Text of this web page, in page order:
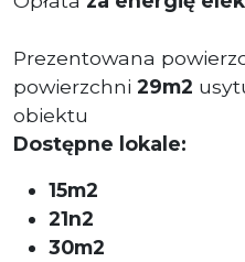
Prezentowana
powierzchni 29m2
obiektu
Dostępne lokale:
15m2
21n2
30m2